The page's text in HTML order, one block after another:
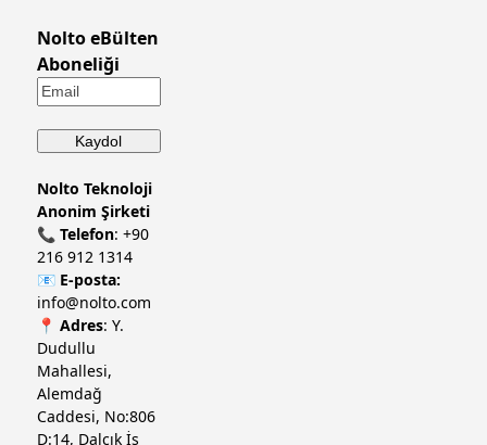
Nolto eBülten
Aboneliği
Nolto Teknoloji
Anonim Şirketi
📞 Telefon: +90
216 912 1314
📧 E-posta:
info@nolto.com
📍 Adres: Y.
Dudullu
Mahallesi,
Alemdağ
Caddesi, No:806
D:14, Dalçık İş